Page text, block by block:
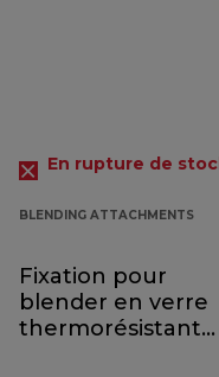
En rupture de
BLENDING ATTACHMENTS
Fixation pour
blender en verre
thermorésistant